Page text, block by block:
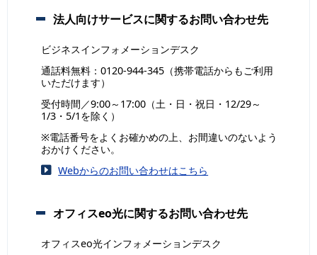
法人向けサービスに関するお問い合わせ先
ビジネスインフォメーションデスク
通話料無料：0120-944-345（携帯電話からもご利用
いただけます）
受付時間／9:00～17:00（土・日・祝日・12/29～
1/3・5/1を除く）
※電話番号をよくお確かめの上、お間違いのないよう
おかけください。
Webからのお問い合わせはこちら
オフィスeo光に関するお問い合わせ先
オフィスeo光インフォメーションデスク